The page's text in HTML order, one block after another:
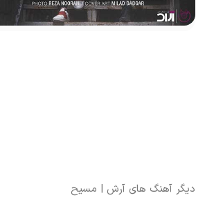
دیگر آهنگ های آرش | مسیح